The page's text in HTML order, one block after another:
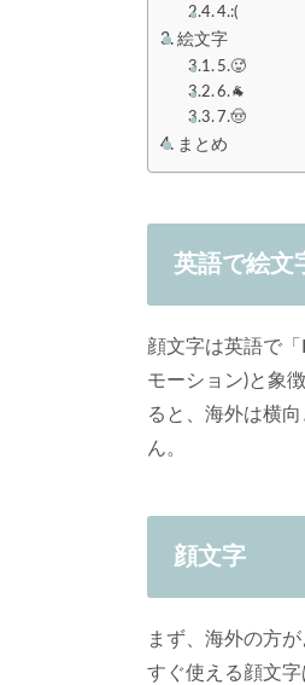
4.:(
絵文字
5.🥵
6.🐐
7.🤠
まとめ
英語で絵文
顔文字は英語で
モーション)と象
ると、海外は横
ん。
顔文字
まず、海外の方
すぐ使える顔文字